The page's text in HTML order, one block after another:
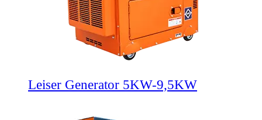
Leiser Generator 5KW-9,5KW